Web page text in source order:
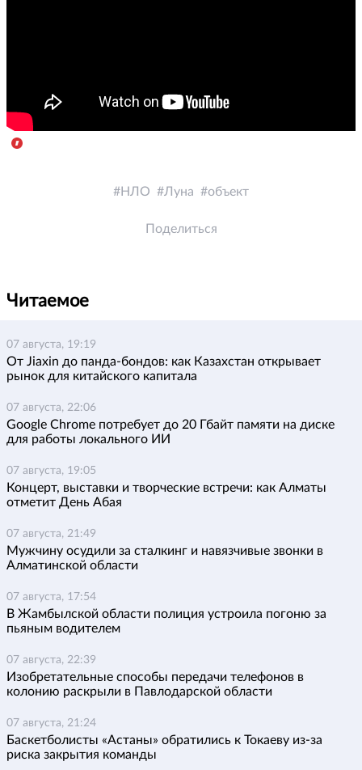
НЛО Луна объект
Поделиться
Читаемое
07 августа, 19:19
От Jiaxin до панда-бондов: как Казахстан открывает
рынок для китайского капитала
07 августа, 22:06
Google Chrome потребует до 20 Гбайт памяти на диске
для работы локального ИИ
07 августа, 19:05
Концерт, выставки и творческие встречи: как Алматы
отметит День Абая
07 августа, 21:49
Мужчину осудили за сталкинг и навязчивые звонки в
Алматинской области
07 августа, 17:54
В Жамбылской области полиция устроила погоню за
пьяным водителем
07 августа, 22:39
Изобретательные способы передачи телефонов в
колонию раскрыли в Павлодарской области
07 августа, 21:24
Баскетболисты «Астаны» обратились к Токаеву из-за
риска закрытия команды